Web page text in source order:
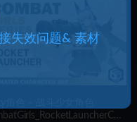
失效问题& 素材